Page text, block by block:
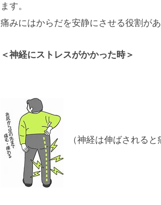
ます。
痛みにはからだを安静にさせる役割があ
＜神経にストレスがかかった時＞
（神経は伸ばされる